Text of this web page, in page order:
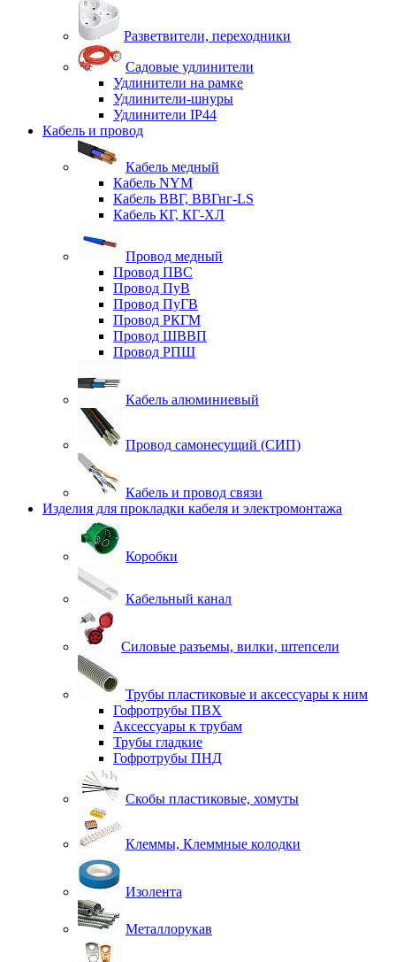
Разветвители, переходники
Садовые удлинители
Удлинители на рамке
Удлинители-шнуры
Удлинители IP44
Кабель и провод
Кабель медный
Кабель NYM
Кабель ВВГ, ВВГнг-LS
Кабель КГ, КГ-ХЛ
Провод медный
Провод ПВС
Провод ПуВ
Провод ПуГВ
Провод РКГМ
Провод ШВВП
Провод РПШ
Кабель алюминиевый
Провод самонесущий (СИП)
Кабель и провод связи
Изделия для прокладки кабеля и электромонтажа
Коробки
Кабельный канал
Силовые разъемы, вилки, штепсели
Трубы пластиковые и аксессуары к ним
Гофротрубы ПВХ
Аксессуары к трубам
Трубы гладкие
Гофротрубы ПНД
Скобы пластиковые, хомуты
Клеммы, Клеммные колодки
Изолента
Металлорукав